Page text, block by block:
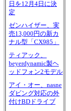
日を12月4日に決
定
ゼンハイザー、実
売13,000円の新カ
ナル型「CX985」
ティアック、
beyerdynamic製ヘ
ッドフォン2モデル
アイ・オー、nasne
ダビング対応の外
付けBDドライブ